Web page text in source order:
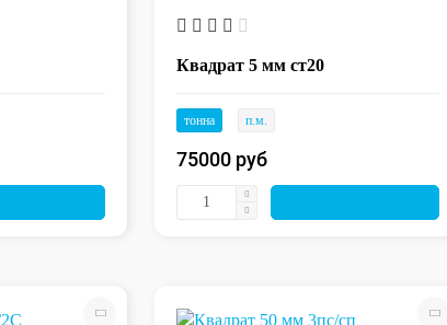
Квадрат 5 мм ст20
тонна п.м.
75000 руб